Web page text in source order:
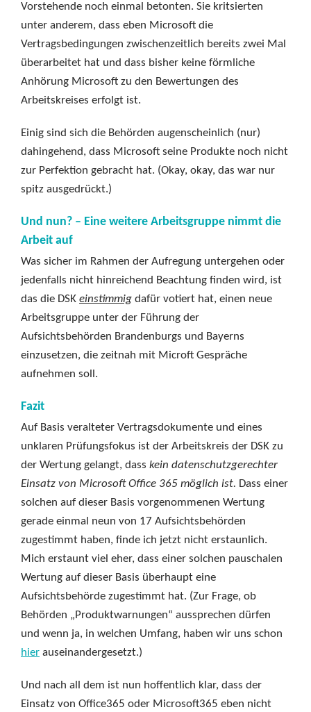
Vorstehende noch einmal betonten. Sie kritsierten
unter anderem, dass eben Microsoft die
Vertragsbedingungen zwischenzeitlich bereits zwei Mal
überarbeitet hat und dass bisher keine förmliche
Anhörung Microsoft zu den Bewertungen des
Arbeitskreises erfolgt ist.
Einig sind sich die Behörden augenscheinlich (nur)
dahingehend, dass Microsoft seine Produkte noch nicht
zur Perfektion gebracht hat. (Okay, okay, das war nur
spitz ausgedrückt.)
Und nun? – Eine weitere Arbeitsgruppe nimmt die
Arbeit auf
Was sicher im Rahmen der Aufregung untergehen oder
jedenfalls nicht hinreichend Beachtung finden wird, ist
das die DSK einstimmig dafür votiert hat, einen neue
Arbeitsgruppe unter der Führung der
Aufsichtsbehörden Brandenburgs und Bayerns
einzusetzen, die zeitnah mit Microft Gespräche
aufnehmen soll.
Fazit
Auf Basis veralteter Vertragsdokumente und eines
unklaren Prüfungsfokus ist der Arbeitskreis der DSK zu
der Wertung gelangt, dass kein datenschutzgerechter
Einsatz von Microsoft Office 365 möglich ist. Dass einer
solchen auf dieser Basis vorgenommenen Wertung
gerade einmal neun von 17 Aufsichtsbehörden
zugestimmt haben, finde ich jetzt nicht erstaunlich.
Mich erstaunt viel eher, dass einer solchen pauschalen
Wertung auf dieser Basis überhaupt eine
Aufsichtsbehörde zugestimmt hat. (Zur Frage, ob
Behörden „Produktwarnungen“ aussprechen dürfen
und wenn ja, in welchen Umfang, haben wir uns schon
hier auseinandergesetzt.)
Und nach all dem ist nun hoffentlich klar, dass der
Einsatz von Office365 oder Microsoft365 eben nicht